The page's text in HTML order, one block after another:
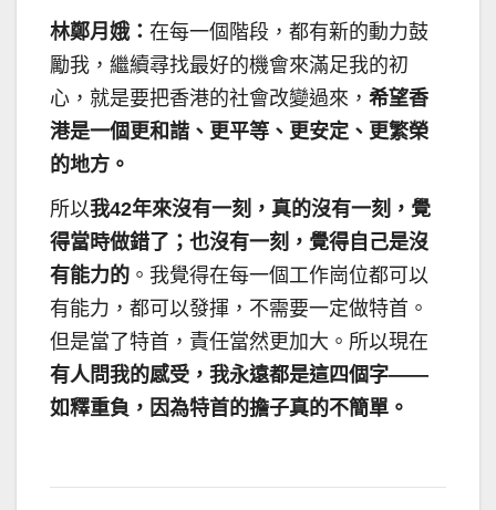
林鄭月娥： 在每一個階段，都有新的動力鼓
勵我，繼續尋找最好的機會來滿足我的初
心，就是要把香港的社會改變過來， 希望香
港是一個更和諧、更平等、更安定、更繁榮
的地方。
所以我42年來沒有一刻，真的沒有一刻，覺
得當時做錯了；也沒有一刻，覺得自己是沒
有能力的 。我覺得在每一個工作崗位都可以
有能力，都可以發揮，不需要一定做特首。
但是當了特首，責任當然更加大。所以現在
有人問我的感受，我永遠都是這四個字——
如釋重負，因為特首的擔子真的不簡單。